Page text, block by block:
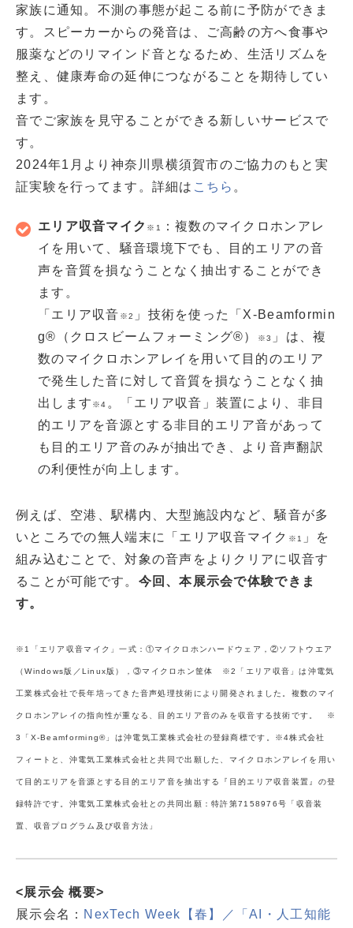
家族に通知。不測の事態が起こる前に予防ができま
す。スピーカーからの発音は、ご高齢の方へ食事や
服薬などのリマインド音となるため、生活リズムを
整え、健康寿命の延伸につながることを期待してい
ます。
音でご家族を見守ることができる新しいサービスで
す。
2024年1月より神奈川県横須賀市のご協力のもと実
証実験を行ってます。詳細は こちら 。
エリア収音マイク ※1
：複数のマイクロホンアレ
イを用いて、騒音環境下でも、目的エリアの音
声を音質を損なうことなく抽出することができ
ます。
「エリア収音 ※2
」技術を使った「X-Beamformin
g®（クロスビームフォーミング®）
※3
」は、複
数のマイクロホンアレイを用いて目的のエリア
で発生した音に対して音質を損なうことなく抽
出します ※4 。「エリア収音」装置により、非目
的エリアを音源とする非目的エリア音があって
も目的エリア音のみが抽出でき、より音声翻訳
の利便性が向上します。
例えば、空港、駅構内、大型施設内など、騒音が多
いところでの無人端末に「エリア収音マイク ※1
」を
組み込むことで、対象の音声をよりクリアに収音す
ることが可能です。 今回、本展示会で体験できま
す。
※1「エリア収音マイク」一式：①マイクロホンハードウェア，②ソフトウエア
（Windows版／Linux版），③マイクロホン筐体 ※2「エリア収音」は沖電気
工業株式会社で長年培ってきた音声処理技術により開発されました。複数のマイ
クロホンアレイの指向性が重なる、目的エリア音のみを収音する技術です。 ※
3「X-Beamforming®」は沖電気工業株式会社の登録商標です。 ※4株式会社
フィートと、沖電気工業株式会社と共同で出願した、マイクロホンアレイを用い
て目的エリアを音源とする目的エリア音を抽出する『目的エリア収音装置』の登
録特許です。 沖電気工業株式会社との共同出願：特許第7158976号「収音装
置、収音プログラム及び収音方法」
<展示会 概要>
展示会名： NexTech Week【春】／「AI・人工知能